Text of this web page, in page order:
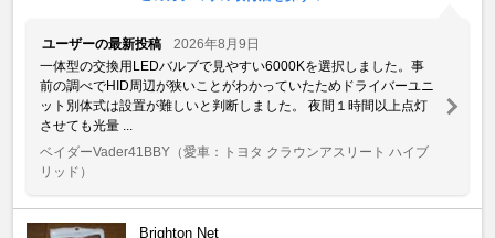
ユーザーの最新投稿
2026年8月9日
一体型の交換用LEDバルブで見やすい6000Kを選択しました。事
前の調べでHID周辺が狭いことがわかっていたためドライバーユニ
ット別体式は設置が難しいと判断しました。 夜間１時間以上点灯
させても光量 ...
ベイダーVader41BBY （愛車：トヨタ クラウンアスリート ハイブ
リッド）
Brighton Net